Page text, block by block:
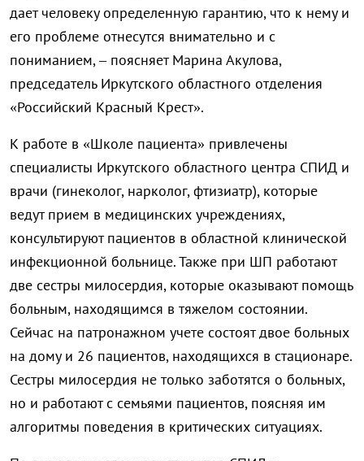
дает человеку определенную гарантию, что к нему и
его проблеме отнесутся внимательно и с
пониманием, – поясняет Марина Акулова,
председатель Иркутского областного отделения
«Российский Красный Крест».
К работе в «Школе пациента» привлечены
специалисты Иркутского областного центра СПИД и
врачи (гинеколог, нарколог, фтизиатр), которые
ведут прием в медицинских учреждениях,
консультируют пациентов в областной клинической
инфекционной больнице. Также при ШП работают
две сестры милосердия, которые оказывают помощь
больным, находящимся в тяжелом состоянии.
Сейчас на патронажном учете состоят двое больных
на дому и 26 пациентов, находящихся в стационаре.
Сестры милосердия не только заботятся о больных,
но и работают с семьями пациентов, поясняя им
алгоритмы поведения в критических ситуациях.